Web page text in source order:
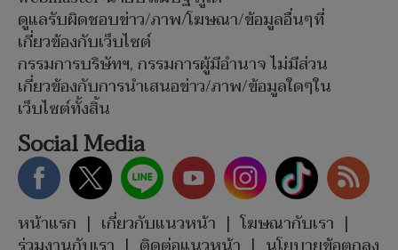
ดูแลรับผิดชอบข่าว/ภาพ/โฆษณา/ข้อมูลอื่นๆที่
เกี่ยวข้องกับเว็บไซต์
กรรมการบริษัทฯ, กรรมการผู้มีอำนาจ ไม่มีส่วน
เกี่ยวข้องกับการนำเสนอข่าว/ภาพ/ข้อมูลใดๆใน
เว็บไซต์ทั้งสิ้น
Social Media
หน้าแรก | เกี่ยวกับแนวหน้า | โฆษณากับเรา |